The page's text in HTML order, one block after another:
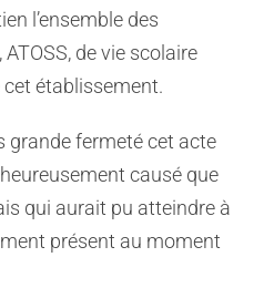
l’ensemble des
de vie scolaire
établissement.
grande fermeté cet acte
causé que
qui aurait pu atteindre à
présent au moment